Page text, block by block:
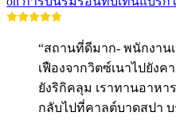
“สถานที่ดีมาก- พนักงาน
เฟืองจากวิตซ์เนาไปยังค
ยังริกิคลุม เราทานอาห
กลับไปที่คาลต์บาดสปา